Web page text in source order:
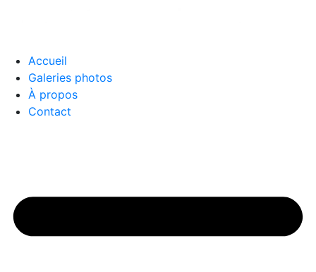
Accueil
Galeries photos
À propos
Contact